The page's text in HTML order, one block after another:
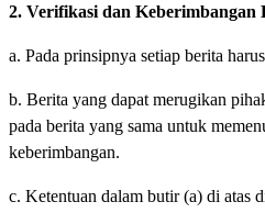
2. Verifikasi dan Keberimbangan
a. Pada prinsipnya setiap berita
b. Berita yang dapat merugikan
pada berita yang sama untuk
keberimbangan.
c. Ketentuan dalam butir (a) di atas